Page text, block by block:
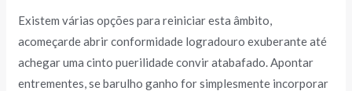
Existem várias opções para reiniciar esta âmbito,
acomeçarde abrir conformidade logradouro exuberante até
achegar uma cinto puerilidade convir atabafado. Apontar
entrementes, se barulho ganho for simplesmente incorporar